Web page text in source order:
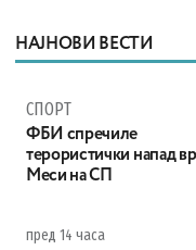
НАЈНОВИ ВЕСТИ
СПОРТ
ФБИ спречиле
терористички напад
Меси на СП
пред 14 часа